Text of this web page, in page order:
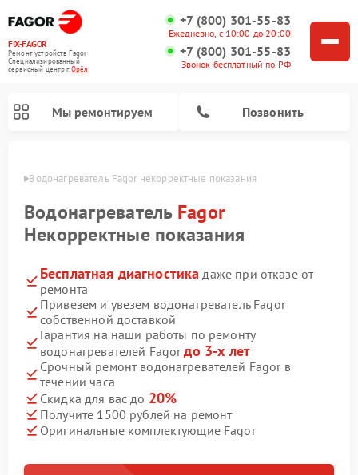
FIX-FAGOR
Ремонт устройств Fagor
Специализированный
cервисный центр г.Орёл
+7 (800) 301-55-83
Ежедневно, с 10:00 до 20:00
+7 (800) 301-55-83
Звонок бесплатный по РФ
Мы ремонтируем Позвонить
Орле Водонагреватель Fagor некорректные показания
Водонагреватель Fagor
Некорректные показания
Бесплатная диагностика даже при отказе от
ремонта
Привезем и увезем водонагреватель Fagor
собственной доставкой
Гарантия на наши работы по ремонту
водонагревателей Fagorдо 3-х лет
Срочный ремонт водонагревателей Fagor в
течении часа
Скидка для вас до 20%
Получите 1500 рублей на ремонт
Оригинальные комплектующие Fagor